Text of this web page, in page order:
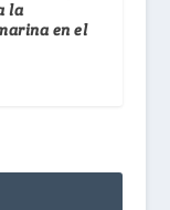
la
en el